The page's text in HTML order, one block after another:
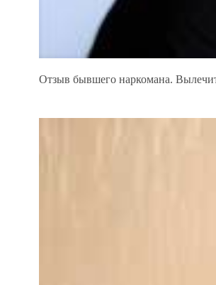
Отзыв бывшего наркомана.